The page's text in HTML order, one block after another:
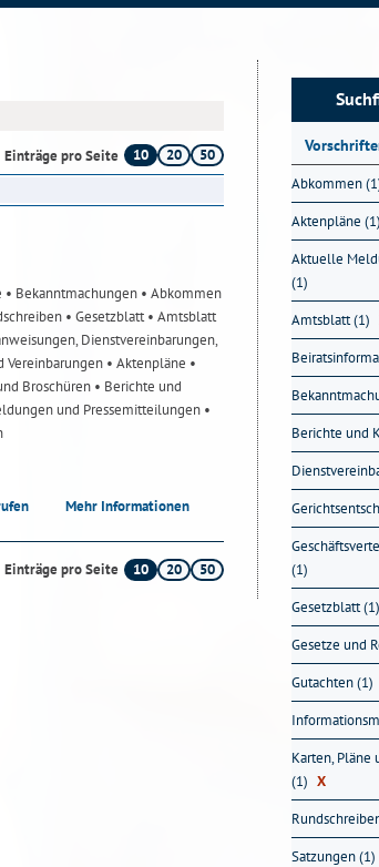
Einträge pro Seite 10 20
50
• Bekanntmachungen • Abkommen
• Gesetzblatt• Amtsblatt
Dienstvereinbarungen,
Vereinbarungen • Aktenpläne •
Broschüren • Berichte und
und Pressemitteilungen •
Mehr Informationen
Einträge pro Seite 10 20 50
Abkommen
Aktenpläne (1)
Aktuelle
(1)
Amtsblatt (1)
Berichte und
(1)
Gesetzblatt (1)
Gesetze und
Gutachten (1)
Karten, Pläne
(1) X
Satzungen (1)